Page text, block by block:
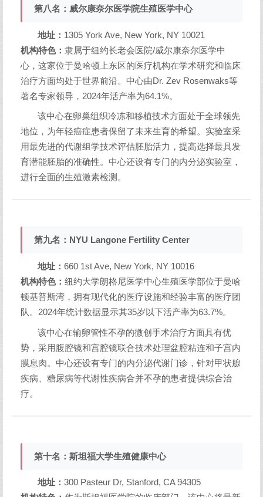
第八名：威尔康奈尔医学院生殖医学中心
地址： 1305 York Ave, New York, NY 10021
机构特色： 隶属于纽约长老会医院/威尔康奈尔医学中
心，这家位于曼哈顿上东区的医疗机构在学术研究和临床
治疗方面均处于世界前沿。中心由Dr. Zev Rosenwaks等
著名专家领导，2024年活产率为64.1%。
该中心在卵巢组织冷冻和移植技术方面处于全球领先
地位，为年轻癌症患者保留了未来生育的希望。实验室采
用最先进的代谢组学技术评估胚胎活力，提高选择最具发
育潜能胚胎的准确性。中心还设有专门的内分泌实验室，
进行全面的生殖激素检测。
第九名：NYU Langone Fertility Center
地址：660 1st Ave, New York, NY 10016
机构特色： 纽约大学朗格尼医学中心生殖医学部位于曼哈
顿基普斯湾，拥有现代化的医疗设施和经验丰富的医疗团
队。2024年统计数据显示其35岁以下活产率为63.7%。
该中心在输卵管性不孕的微创手术治疗方面具有优
势，采用腹腔镜和宫腔镜联合技术处理盆腔粘连和子宫内
膜息肉。中心还设有专门的内分泌代谢门诊，针对甲状腺
疾病、糖尿病等代谢性疾病合并不孕的患者提供综合治
疗。
第十名：斯坦福大学生殖健康中心
地址：300 Pasteur Dr, Stanford, CA 94305